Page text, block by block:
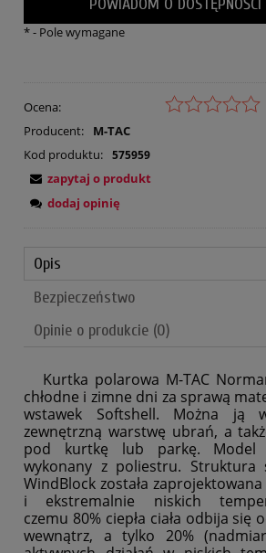
POWIADOM O DOSTĘPNOŚCI
*- Pole wymagane
Ocena:
Producent:
M-TAC
Kod produktu:
575959
zapytaj o produkt
dodaj opinię
Opis
Bezpieczeństwo
Opinie o produkcie (0)
Kurtka polarowa M-TAC
chłodne i zimne dni za sprawą
wstawek Softshell. Można ją
zewnętrzną warstwę ubrań, a
pod kurtkę lub parkę. Model
wykonany z poliestru. Struktura
WindBlock została
i ekstremalnie niskich
czemu 80% ciepła ciała odbija się
wewnątrz, a tylko 20%